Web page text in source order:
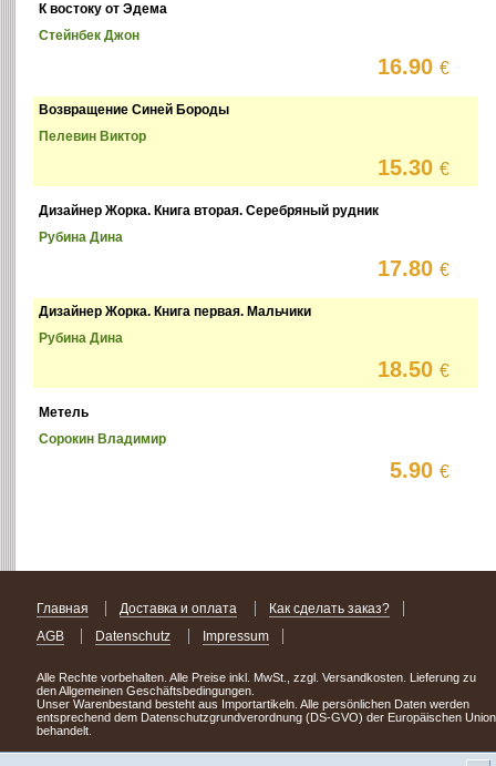
К востоку от Эдема
Стейнбек Джон
16.90€
Возвращение Синей Бороды
Пелевин Виктор
15.30€
Дизайнер Жорка. Книга вторая. Серебряный рудник
Рубина Дина
17.80€
Дизайнер Жорка. Книга первая. Мальчики
Рубина Дина
18.50€
Метель
Сорокин Владимир
5.90€
Главная Доставка и оплата
Как сделать заказ?
AGB
Datenschutz Impressum
Alle Rechte vorbehalten. Alle Preise inkl. MwSt., zzgl. Versandkosten. Lieferung zu
den Allgemeinen Geschäftsbedingungen.
Unser Warenbestand besteht aus Importartikeln. Alle persönlichen Daten werden
entsprechend dem Datenschutzgrundverordnung (DS-GVO) der Europäischen Union
behandelt.
Сделав заказ сегодня, уже через день или два Вы можете стать обладателем